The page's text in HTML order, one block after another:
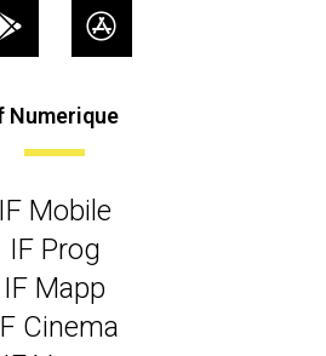
Numerique
IF Mobile
IF Prog
IF Mapp
Cinema